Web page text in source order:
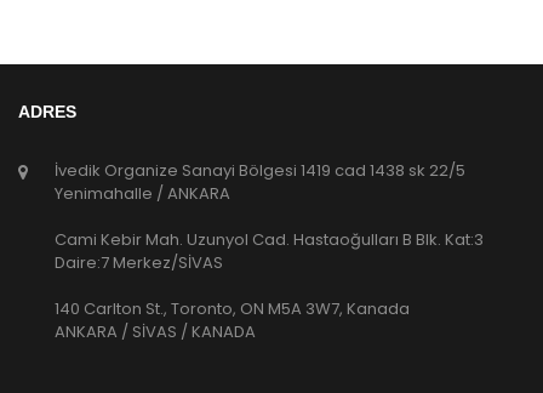
ADRES
İvedik Organize Sanayi Bölgesi 1419 cad 1438 sk 22/5
Yenimahalle / ANKARA
Cami Kebir Mah. Uzunyol Cad. Hastaoğulları B Blk. Kat:3
Daire:7 Merkez/SİVAS
140 Carlton St., Toronto, ON M5A 3W7, Kanada
ANKARA / SİVAS / KANADA